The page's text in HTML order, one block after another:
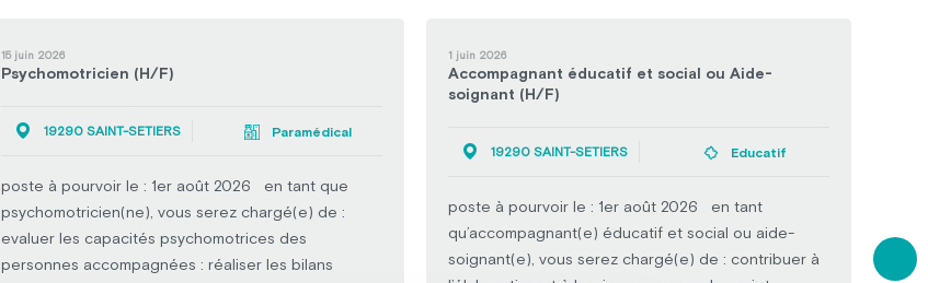
15 juin 2026
Psychomotricien (H/F)
19290 SAINT-SETIERS Paramédical
poste à pourvoir le : 1er août 2026 en tant que
psychomotricien(ne), vous serez chargé(e) de :
evaluer les capacités psychomotrices des
personnes accompagnées : réaliser les bilans
1 juin 2026
Accompagnant éducatif et social ou Aide-
soignant (H/F)
19290 SAINT-SETIERS Educatif
poste à pourvoir le : 1er août 2026 en tant
qu’accompagnant(e) éducatif et social ou aide-
soignant(e), vous serez chargé(e) de : contribuer à